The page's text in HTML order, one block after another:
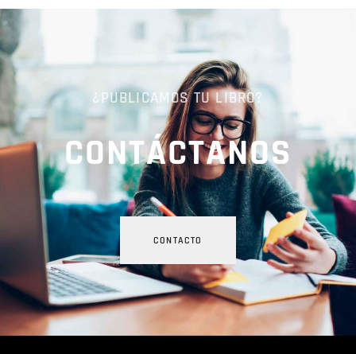
¿PUBLICAMOS TU LIBRO?
CONTÁCTANOS
CONTACTO